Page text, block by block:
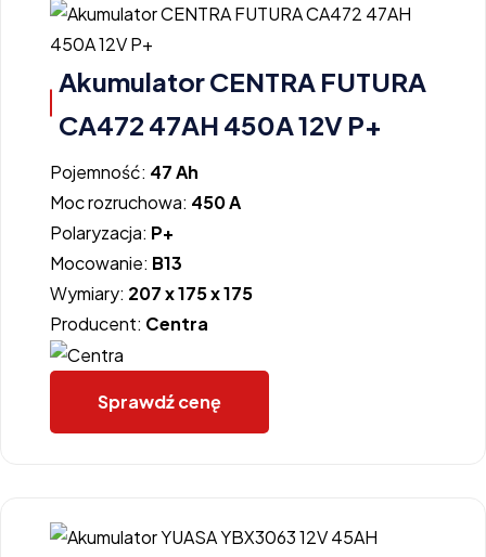
Akumulator CENTRA FUTURA
CA472 47AH 450A 12V P+
Pojemność: 47 Ah
Moc rozruchowa: 450 A
Polaryzacja: P+
Mocowanie: B13
Wymiary: 207 x 175 x 175
Producent: Centra
Sprawdź cenę